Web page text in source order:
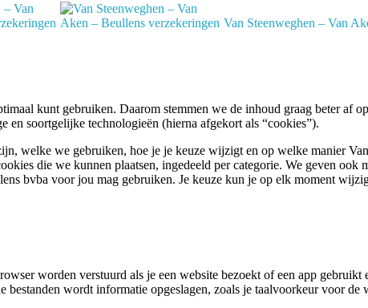
Van Steenweghen – Van
kunt gebruiken. Daarom stemmen we de inhoud graag beter af
en soortgelijke technologieën (hierna afgekort als “cookies”).
welke we gebruiken, hoe je je keuze wijzigt en op welke manier
die we kunnen plaatsen, ingedeeld per categorie. We geven
bvba voor jou mag gebruiken. Je keuze kun je op elk moment
worden verstuurd als je een website bezoekt of een app
bestanden wordt informatie opgeslagen, zoals je taalvoorkeur voor